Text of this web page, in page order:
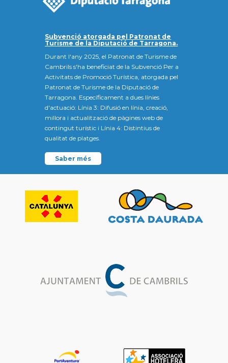
Subvenció atorgada pel Patronat de
Turisme de la Diputació de Tarragona.
Durant l'any 2025, el Patronat de Turisme de
Cambrils s'ha beneficiat de la Subvenció Per a
Activitats de Promoció Turística, atorgada pel
Patronat de Turisme de la Diputació de
Tarragona. Específicament a dues línies
d'actuació: Línia 3: Difusió en línia, creació,
millora i actualització de pàgines web de
contingut turístic i Línia 4: Distintius de
qualitat de platges.
Saber més